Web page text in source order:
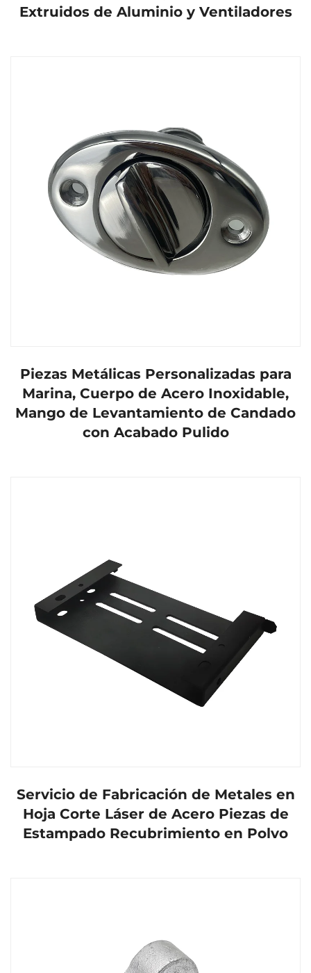
Extruidos de Aluminio y Ventiladores
Piezas Metálicas Personalizadas para
Marina, Cuerpo de Acero Inoxidable,
Mango de Levantamiento de Candado
con Acabado Pulido
Servicio de Fabricación de Metales en
Hoja Corte Láser de Acero Piezas de
Estampado Recubrimiento en Polvo